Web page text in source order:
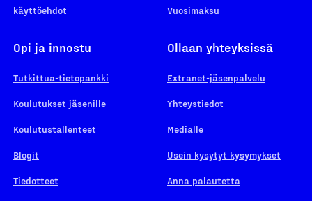
käyttöehdot
Vuosimaksu
Opi ja innostu
Tutkittua-tietopankki
Koulutukset jäsenille
Koulutustallenteet
Blogit
Tiedotteet
Ollaan yhteyksissä
Extranet-jäsenpalvelu
Yhteystiedot
Medialle
Usein kysytyt kysymykset
Anna palautetta